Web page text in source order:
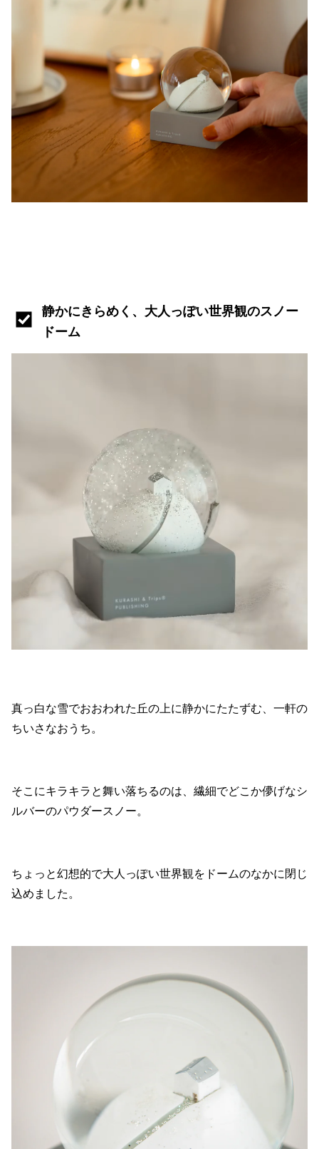
静かにきらめく、大人っぽい世界観のスノー
ドーム
真っ白な雪でおおわれた丘の上に静かにたたずむ、一軒の
ちいさなおうち。
そこにキラキラと舞い落ちるのは、繊細でどこか儚げなシ
ルバーのパウダースノー。
ちょっと幻想的で大人っぽい世界観をドームのなかに閉じ
込めました。